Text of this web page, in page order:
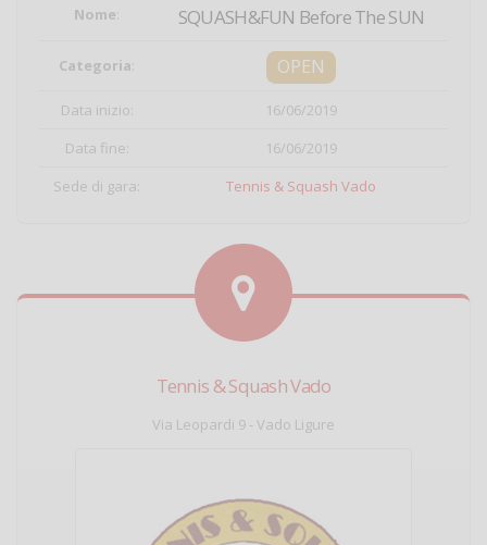
Nome: SQUASH&FUN Before The SUN
Categoria: OPEN
Data inizio:
16/06/2019
Data fine:
16/06/2019
Sede di gara:
Tennis & Squash Vado
Tennis & Squash Vado
Via Leopardi 9 - Vado Ligure